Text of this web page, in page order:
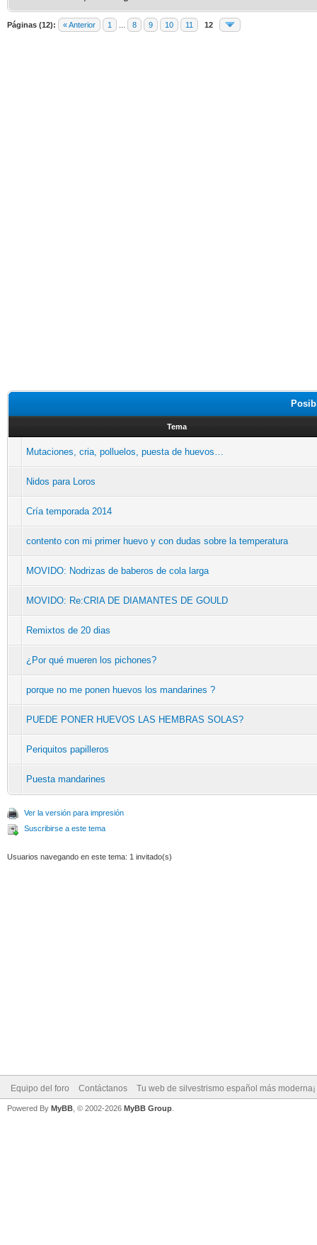
Páginas (12): « Anterior 1 8 9 10 11 12
Tema
Mutaciones, cria, polluelos, puesta de huevos…
Nidos para Loros
Cría temporada 2014
contento con mi primer huevo y con dudas sobre la temperatura
MOVIDO: Nodrizas de baberos de cola larga
MOVIDO: Re:CRIA DE DIAMANTES DE GOULD
Remixtos de 20 dias
¿Por qué mueren los pichones?
porque no me ponen huevos los mandarines ?
PUEDE PONER HUEVOS LAS HEMBRAS SOLAS?
Periquitos papilleros
Puesta mandarines
Ver la versión para impresión
Suscribirse a este tema
Usuarios navegando en este tema: 1 invitado(s)
Equipo del foro Contáctanos Tu web de silvestrismo español más moderna¡
Powered By MyBB , © 2002-2026 MyBB Group